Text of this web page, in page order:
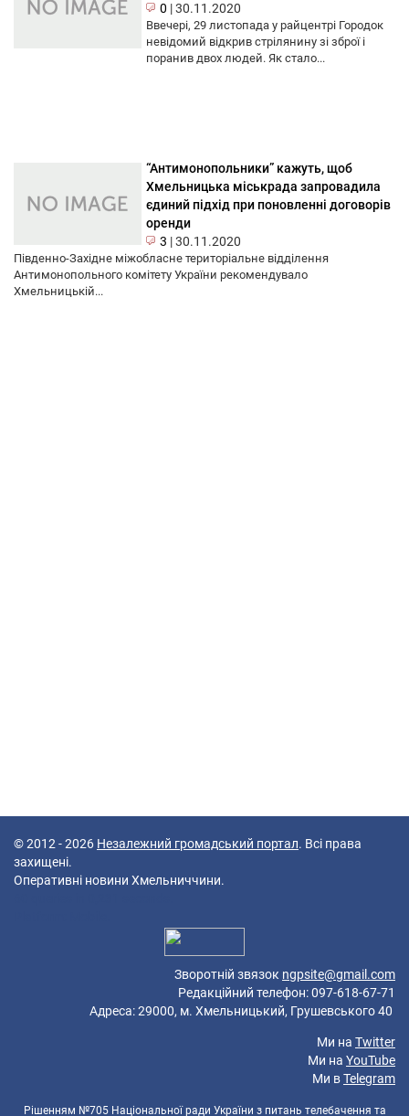
0 |30.11.2020
Ввечері, 29 листопада у райцентрі Городок
невідомий відкрив стрілянину зі зброї і
поранив двох людей. Як стало...
“Антимонопольники” кажуть, щоб
Хмельницька міськрада запровадила
єдиний підхід при поновленні договорів
оренди
3 |30.11.2020
Південно-Західне міжобласне територіальне відділення
Антимонопольного комітету України рекомендувало
Хмельницькій...
© 2012 - 2026 Незалежний громадський портал. Всі права
захищені.
Оперативні новини Хмельниччини.
Зворотній звязок ngpsite@gmail.com
Редакційний телефон: 097-618-67-71
Адреса: 29000, м. Хмельницький, Грушевського 40
Ми на Twitter
Ми на YouTube
Ми вTelegram
Рішенням №705 Національної ради України з питань телебачення та